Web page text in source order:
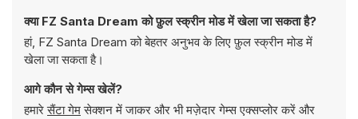
क्या FZ Santa Dream को फ़ुल स्क्रीन मोड में खेला जा सकता है?
हां, FZ Santa Dream को बेहतर अनुभव के लिए फ़ुल स्क्रीन मोड में
खेला जा सकता है।
आगे कौन से गेम्स खेलें?
हमारेसैंटा गेमसेक्शन में जाकर और भी मज़ेदार गेम्स एक्सप्लोर करें और